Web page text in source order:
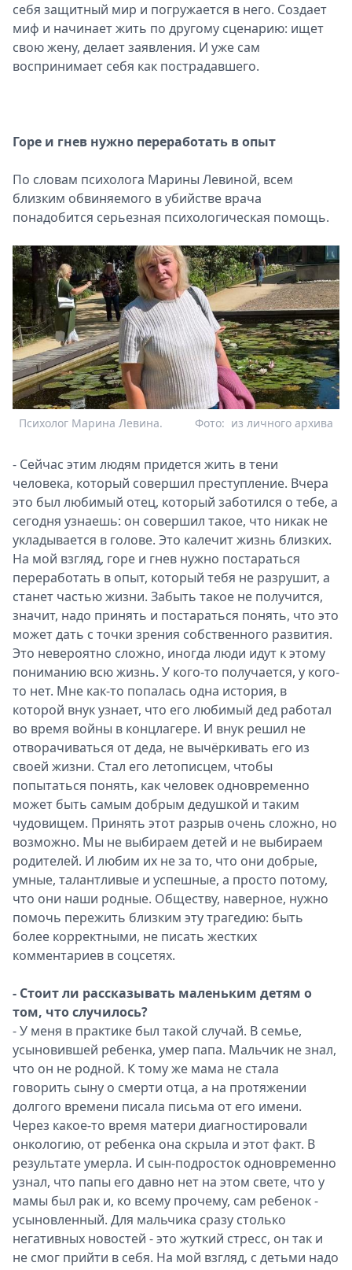
себя защитный мир и погружается в него. Создает
миф и начинает жить по другому сценарию: ищет
свою жену, делает заявления. И уже сам
воспринимает себя как пострадавшего.
Горе и гнев нужно переработать в опыт
По словам психолога Марины Левиной, всем
близким обвиняемого в убийстве врача
понадобится серьезная психологическая помощь.
Психолог Марина Левина. из личного архива
Фото:
- Сейчас этим людям придется жить в тени
человека, который совершил преступление. Вчера
это был любимый отец, который заботился о тебе, а
сегодня узнаешь: он совершил такое, что никак не
укладывается в голове. Это калечит жизнь близких.
На мой взгляд, горе и гнев нужно постараться
переработать в опыт, который тебя не разрушит, а
станет частью жизни. Забыть такое не получится,
значит, надо принять и постараться понять, что это
может дать с точки зрения собственного развития.
Это невероятно сложно, иногда люди идут к этому
пониманию всю жизнь. У кого-то получается, у кого-
то нет. Мне как-то попалась одна история, в
которой внук узнает, что его любимый дед работал
во время войны в концлагере. И внук решил не
отворачиваться от деда, не вычёркивать его из
своей жизни. Стал его летописцем, чтобы
попытаться понять, как человек одновременно
может быть самым добрым дедушкой и таким
чудовищем. Принять этот разрыв очень сложно, но
возможно. Мы не выбираем детей и не выбираем
родителей. И любим их не за то, что они добрые,
умные, талантливые и успешные, а просто потому,
что они наши родные. Обществу, наверное, нужно
помочь пережить близким эту трагедию: быть
более корректными, не писать жестких
комментариев в соцсетях.
- Стоит ли рассказывать маленьким детям о
том, что случилось?
- У меня в практике был такой случай. В семье,
усыновившей ребенка, умер папа. Мальчик не знал,
что он не родной. К тому же мама не стала
говорить сыну о смерти отца, а на протяжении
долгого времени писала письма от его имени.
Через какое-то время матери диагностировали
онкологию, от ребенка она скрыла и этот факт. В
результате умерла. И сын-подросток одновременно
узнал, что папы его давно нет на этом свете, что у
мамы был рак и, ко всему прочему, сам ребенок -
усыновленный. Для мальчика сразу столько
негативных новостей - это жуткий стресс, он так и
не смог прийти в себя. На мой взгляд, с детьми надо